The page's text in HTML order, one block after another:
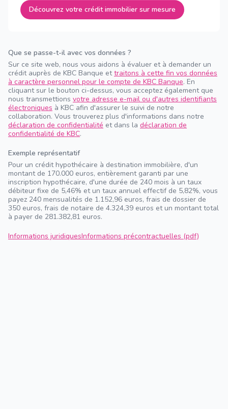
Découvrez votre crédit immobilier sur mesure
Que se passe-t-il avec vos données ?
Sur ce site web, nous vous aidons à évaluer et à demander un
crédit auprès de KBC Banque ettraitons à cette fin vos données
à caractère personnel pour le compte de KBC Banque. En
cliquant sur le bouton ci-dessus, vous acceptez également que
nous transmettions votre adresse e-mail ou d'autres identifiants
électroniques à KBC afin d'assurer le suivi de notre
collaboration. Vous trouverez plus d'informations dans notre
déclaration de confidentialité et dans la déclaration de
confidentialité de KBC.
Exemple représentatif
Pour un crédit hypothécaire à destination immobilière, d'un
montant de 170.000 euros, entièrement garanti par une
inscription hypothécaire, d'une durée de 240 mois à un taux
débiteur fixe de 5,46% et un taux annuel effectif de 5,82%, vous
payez 240 mensualités de 1.152,96 euros, frais de dossier de
350 euros, frais de notaire de 4.324,39 euros et un montant total
à payer de 281.382,81 euros.
Informations juridiquesInformations précontractuelles (pdf)